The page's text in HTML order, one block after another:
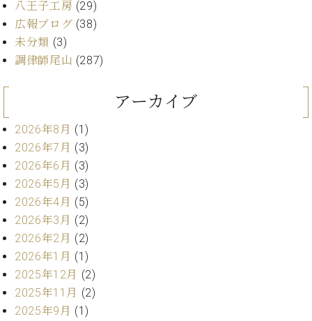
ヒ
イ
ン
デ
ジ
タ
ル)
ーロ
ピア
ノ特
選中
ト
情
報
八
王
子
房
ブ
ロ
グ
ア
八王子工房 (29)
広報ブログ (38)
未分類 (3)
調律師尾山 (287)
アーカイブ
2026年8月 (1)
2026年7月 (3)
2026年6月 (3)
2026年5月 (3)
2026年4月 (5)
2026年3月 (2)
2026年2月 (2)
2026年1月 (1)
2025年12月 (2)
2025年11月 (2)
2025年9月 (1)